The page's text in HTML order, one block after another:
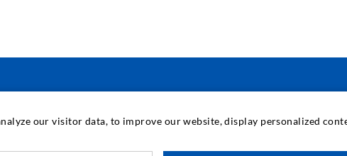
PRŮMYSLOVÉ
our visitor data, to improve our website, display personalized